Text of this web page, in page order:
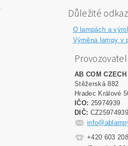
Důležité
O lampách a
Výměna lampy v
Provozovatel
AB COM
Stěžerská 882
Hradec Králové
IČO: 25974939
DIČ: CZ25974939
+420 603